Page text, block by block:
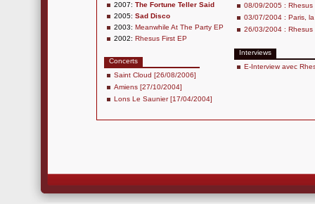
2007: The Fortune Teller Said
2005: Sad Disco
2003: Meanwhile At The Party EP
2002: Rhesus First EP
Concerts
Saint Cloud [26/08/2006]
Amiens [27/10/2004]
Lons Le Saunier [17/04/2004]
08/09/2005 :
03/07/2004 : Paris,
26/03/2004 : Rhesus
Interviews
E-Interview avec